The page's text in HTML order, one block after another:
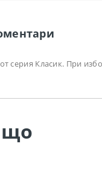
серия Класик. При